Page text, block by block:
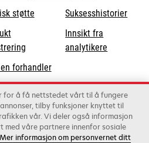
støtteopens
tab
forhandler
over
Suksesshistorier
Innsikt fra
analytikere
Inc., et Xerox-selskap
for å få nettstedet vårt til å fungere
tilby funksjoner knyttet til
vår. Vi deler også informasjon
med våre partnere innenfor sosiale
Mer informasjon om personvernet ditt